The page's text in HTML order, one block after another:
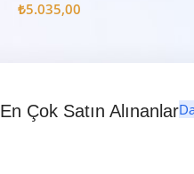
₺5.035,00
En Çok Satın Alınanlar